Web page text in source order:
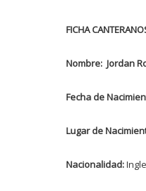
FICHA
Nombre: Jordan
Fecha de
Lugar de
Nacionalidad: